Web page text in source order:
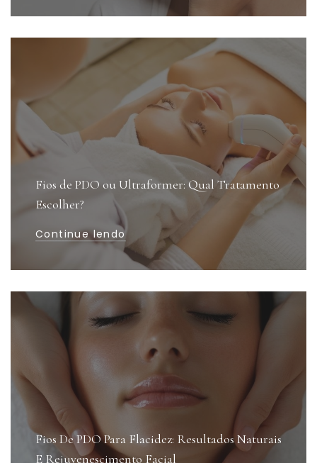
Fios de PDO ou Ultraformer: Qual Tratamento
Escolher?
Continue lendo
Fios De PDO Para Flacidez: Resultados Naturais
E Rejuvenescimento Facial